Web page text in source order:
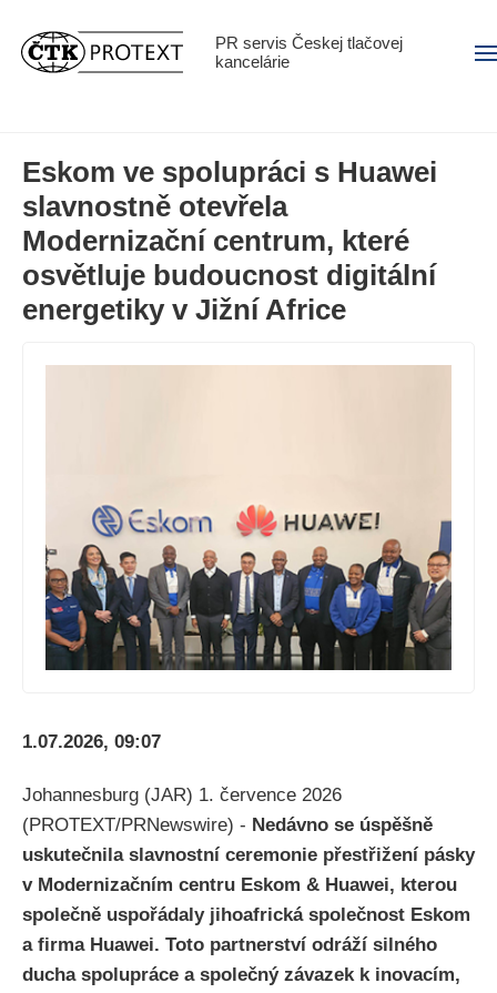
PR servis Českej tlačovej
kancelárie
Eskom ve spolupráci s Huawei
slavnostně otevřela
Modernizační centrum, které
osvětluje budoucnost digitální
energetiky v Jižní Africe
1.07.2026, 09:07
Johannesburg (JAR) 1. července 2026
(PROTEXT/PRNewswire) - Nedávno se úspěšně
uskutečnila slavnostní ceremonie přestřižení pásky
v Modernizačním centru Eskom & Huawei, kterou
společně uspořádaly jihoafrická společnost Eskom
a firma Huawei. Toto partnerství odráží silného
ducha spolupráce a společný závazek k inovacím,